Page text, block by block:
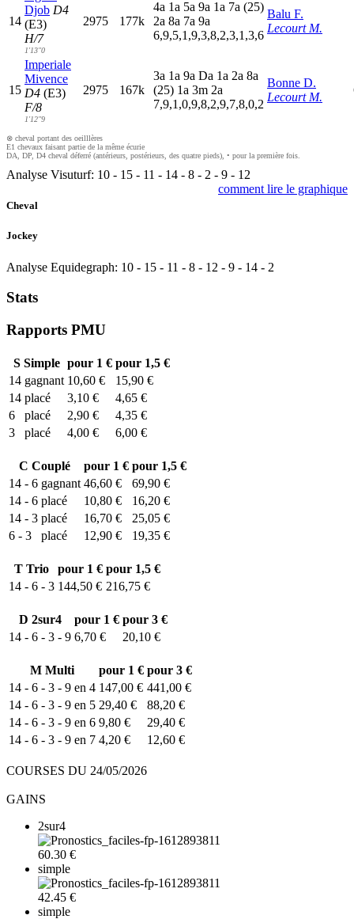
14
Djob D4
(E3)
H/7
1'13"0
2975 177k
4a 1a 5a 9a 1a 7a (25)
2a 8a 7a 9a
6,9,5,1,9,3,8,2,3,1,3,6
Balu F.
Lecourt M.
15
Imperiale
Mivence
D4 (E3)
F/8
1'12"9
2975 167k
3a 1a 9a Da 1a 2a 8a
(25) 1a 3m 2a
7,9,1,0,9,8,2,9,7,8,0,2
Bonne D.
Lecourt M.
⊗ cheval portant des oeilllères
E1 chevaux faisant partie de la même écurie
DA, DP, D4 cheval déferré (antérieurs, postérieurs, des quatre pieds), • pour la première fois.
Analyse Visuturf: 10 - 15 - 11 - 14 - 8 - 2 - 9 - 12
comment lire le graphique
Cheval
Jockey
Analyse Equidegraph: 10 - 15 - 11 - 8 - 12 - 9 - 14 - 2
Stats
Rapports PMU
SSimple pour 1 € pour 1,5 €
14 gagnant 10,60 €
15,90 €
14 placé 3,10 €
4,65 €
6
placé 2,90 €
4,35 €
3
placé 4,00 € 6,00 €
C Couplé pour 1 € pour 1,5 €
14 - 6 gagnant 46,60 €
69,90 €
14 - 6 placé 10,80 €
16,20 €
14 - 3 placé 16,70 €
25,05 €
6 - 3
placé 12,90 € 19,35 €
T Trio pour 1 € pour 1,5 €
14 - 6 - 3 144,50 € 216,75 €
D 2sur4 pour 1 € pour 3 €
14 - 6 - 3 - 9 6,70 € 20,10 €
M Multi pour 1 € pour 3 €
14 - 6 - 3 - 9 en 4 147,00 € 441,00 €
14 - 6 - 3 - 9 en 5 29,40 €
88,20 €
14 - 6 - 3 - 9 en 6 9,80 €
29,40 €
14 - 6 - 3 - 9 en 7 4,20 € 12,60 €
COURSES DU 24/05/2026
GAINS
2sur4
60.30 €
simple
42.45 €
simple